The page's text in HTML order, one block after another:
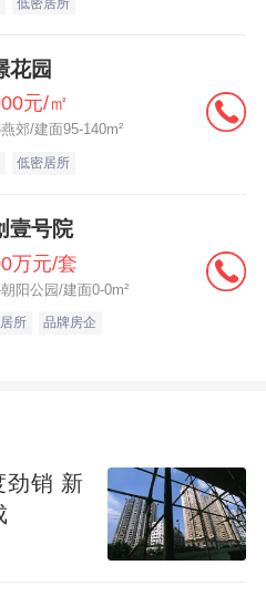
：
宅与商业混合用地，
宅与商业混合用地，
）高层住宅及商业配
低密居所
花园
元/㎡
郊/建面95-140m²
低密居所
壹号院
万元/套
阳公园/建面0-0m²
所 品牌房企
劲销 新